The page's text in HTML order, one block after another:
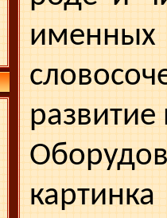
именных